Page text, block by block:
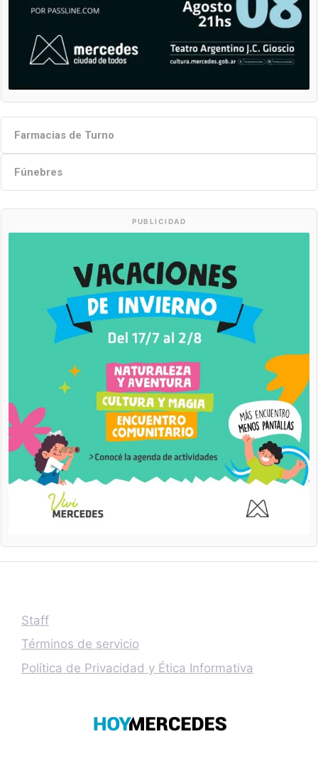
Farmacias de Turno
Fúnebres
PUBLICIDAD
Staff
Términos de servicio
Política de Privacidad y Ética Informativa